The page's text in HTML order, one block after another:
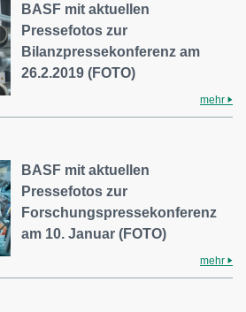
BASF mit aktuellen
Pressefotos zur
Bilanzpressekonferenz am
26.2.2019 (FOTO)
mehr
BASF mit aktuellen
Pressefotos zur
Forschungspressekonferenz
am 10. Januar (FOTO)
mehr